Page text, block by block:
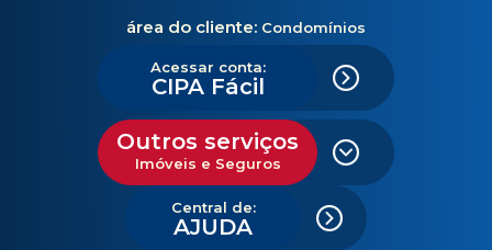
área do cliente: Condomínios
Acessar conta:
CIPA Fácil
Outros serviços
Imóveis e Seguros
Central de:
AJUDA